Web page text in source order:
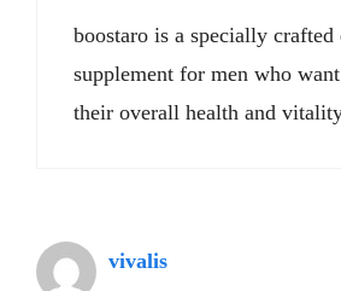
boostaro is a specially crafted
supplement for men who
their overall health and
vivalis